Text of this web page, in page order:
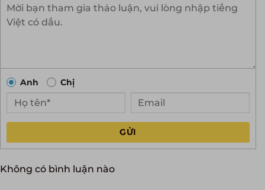
Anh Chị
GỬI
Không có bình luận nào